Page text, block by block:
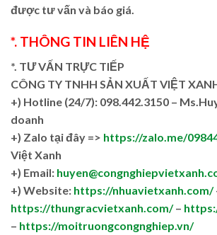
được tư vấn và báo giá.
*. THÔNG TIN LIÊN HỆ
*. TƯ VẤN TRỰC TIẾP
CÔNG TY TNHH SẢN XUẤT VIỆT
+) Hotline (24/7): 098.442.3150 –
doanh
+) Zalo tại đây => https://zalo.me/
Việt Xanh
+) Email:
+) Website: https://nhuavietxanh.com/
https://thungracvietxanh.com/–
– https://moitruongcongnghiep.vn/